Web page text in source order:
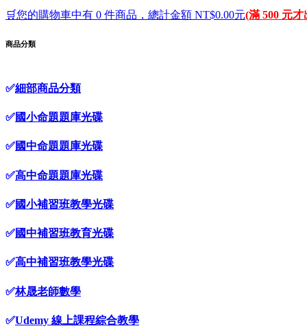
🛒您的購物車中有 0 件商品，總計金額 NT$0.00元(滿 500 元才
商品分類
✅細部商品分類
✅國小命題題庫光碟
✅國中命題題庫光碟
✅高中命題題庫光碟
✅國小補習班教學光碟
✅國中補習班教育光碟
✅高中補習班教學光碟
✅林晟老師數學
✅Udemy 線上課程綜合教學